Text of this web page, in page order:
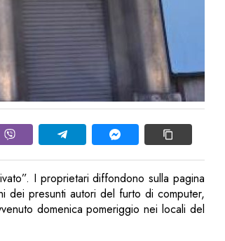
I proprietari diffondono sulla pagina
dei presunti autori del furto di computer,
domenica pomeriggio nei locali del